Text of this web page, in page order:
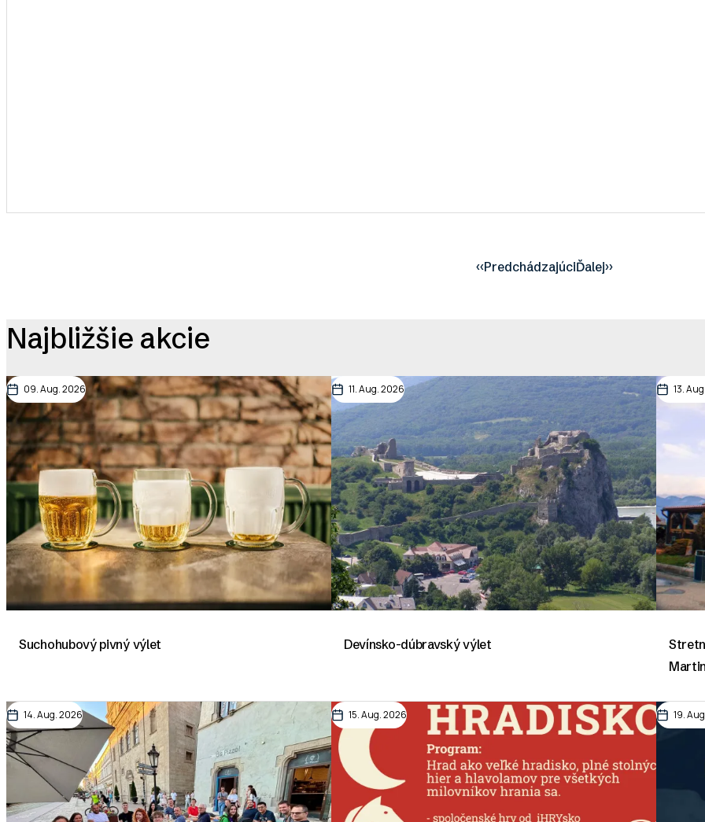
‹‹PredchádzajúciĎalej››
Najbližšie akcie
09. Aug. 2026
Suchohubový pivný výlet
11. Aug. 2026
Devínsko-dúbravský výlet
13.
14. Aug. 2026 15. Aug. 2026 19.